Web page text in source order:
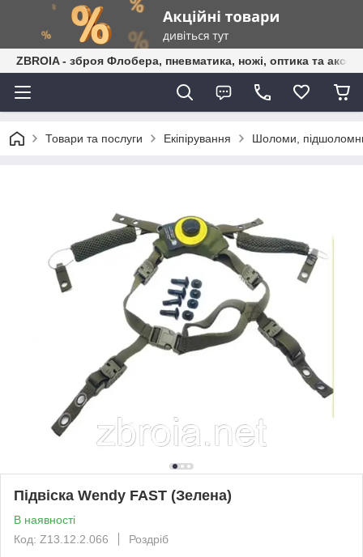
ZBROIA - зброя Флобера, пневматика, ножі, оптика та
Товари та послуги Екіпірування Шоломи,
Підвіска Wendy FAST (Зелена)
В наявності
Код: Z13.12.2.066
Роздріб